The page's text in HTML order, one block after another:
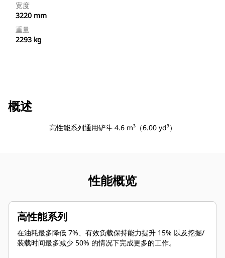
宽度
3220 mm
重量
2293 kg
概述
高性能系列通用铲斗 4.6 m³（6.00 yd³）
性能概览
高性能系列
在油耗最多降低 7%、有效负载保持能力提升 15% 以及挖掘/
装载时间最多减少 50% 的情况下完成更多的工作。